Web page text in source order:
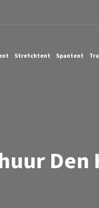
Stretchtent Spantent
Den